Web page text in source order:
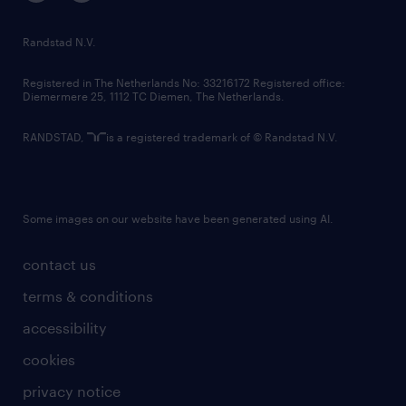
randstad innovation fund
country websites
contact us
terms & conditions
accessibility
cookies
privacy notice
Randstad N.V.
Registered in The Netherlands No: 33216172 Registered office:
Diemermere 25, 1112 TC Diemen, The Netherlands.
RANDSTAD, is a registered trademark of © Randstad N.V.
Some images on our website have been generated using AI.